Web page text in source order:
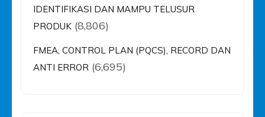
IDENTIFIKASI DAN MAMPU TELUSUR
PRODUK (8,806)
FMEA, CONTROL PLAN (PQCS), RECORD DAN
ANTI ERROR (6,695)